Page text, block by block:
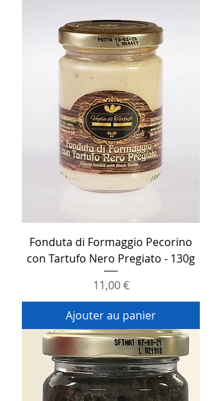
Fonduta di Formaggio Pecorino
con Tartufo Nero Pregiato - 130g
Prix
11,00 €
Ajouter au panier